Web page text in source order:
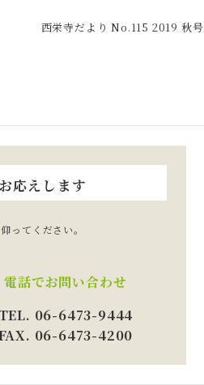
西栄寺だより No.115 2019 秋号
応えします
ってください。
電話でお問い合わせ
TEL. 06-6473-9444
06-6473-4200